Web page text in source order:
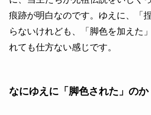
痕跡が明白なのです。ゆえに、「
らないけれども、「脚色を加えた
れても仕方ない感じです。
なにゆえに「脚色された」のか